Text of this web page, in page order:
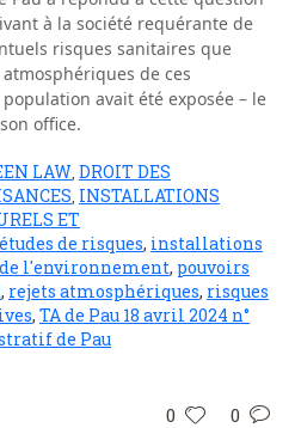
à la société requérante de
risques sanitaires que
de ces
avait été exposée – le
office.
LAW DROIT DES
INSTALLATIONS
ET
études de risques, installations
de l'environnement, pouvoirs
, rejets atmosphériques, risques
, TA de Pau 18 avril 2024 n°
de Pau
0 0